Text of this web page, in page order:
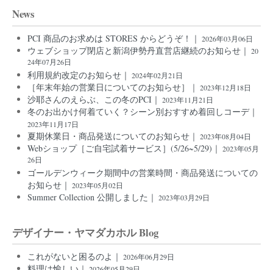
News
PCI 商品のお求めは STORES からどうぞ！｜ 2026年03月06日
ウェブショップ閉店と新潟伊勢丹直営店継続のお知らせ｜ 20
24年07月26日
利用規約改定のお知らせ｜ 2024年02月21日
［年末年始の営業日についてのお知らせ］｜ 2023年12月18日
沙耶さんのえらぶ、この冬のPCI｜ 2023年11月21日
冬のお出かけ何着ていく？シーン別おすすめ着回しコーデ｜
2023年11月17日
夏期休業日・商品発送についてのお知らせ｜ 2023年08月04日
Webショップ［ご自宅試着サービス］(5/26~5/29)｜ 2023年05月
26日
ゴールデンウィーク期間中の営業時間・商品発送についての
お知らせ｜ 2023年05月02日
Summer Collection 公開しました｜ 2023年03月29日
デザイナー・ヤマダカホル Blog
これがないと困るのよ｜ 2026年06月29日